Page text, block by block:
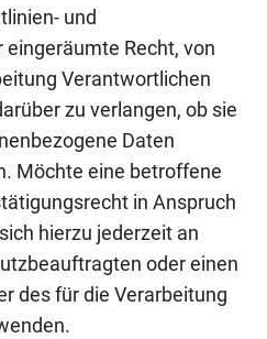
und
Recht, von
Verantwortlichen
zu verlangen, ob sie
Daten
Möchte eine betroffene
in Anspruch
hierzu jederzeit an
oder einen
des für die Verarbeitung